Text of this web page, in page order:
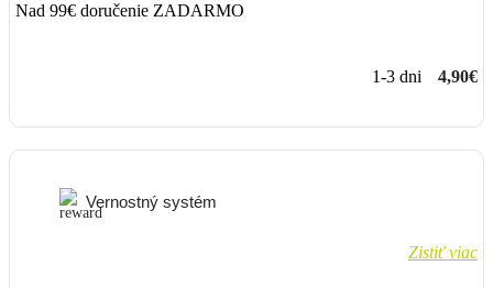
Nad 99€ doručenie ZADARMO
1-3 dni 4,90€
Vernostný systém
Zistiť viac